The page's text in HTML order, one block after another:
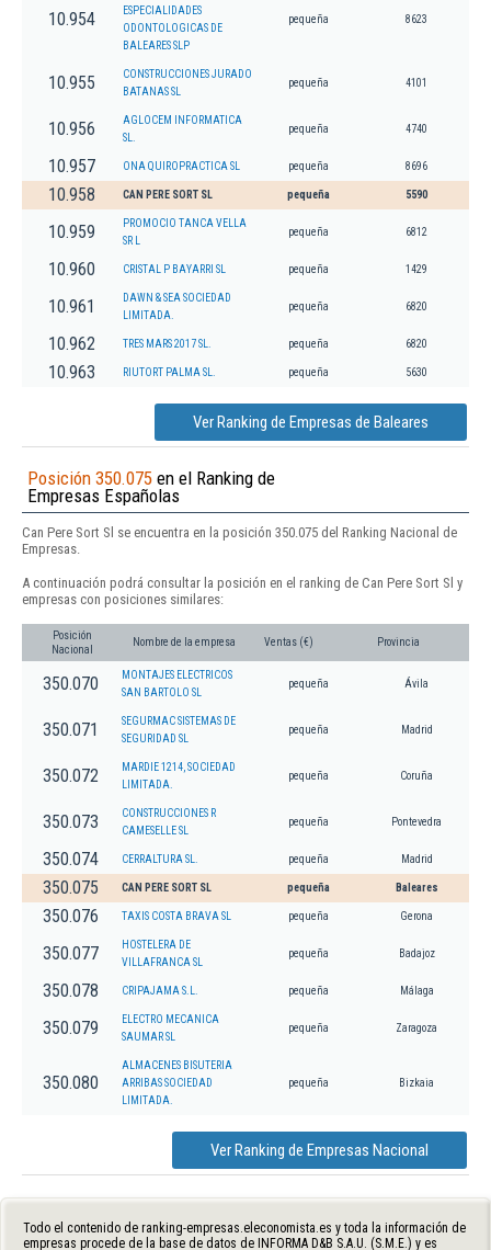
10.954
ESPECIALIDADES
ODONTOLOGICAS DE
BALEARES SLP
pequeña 8623
10.955
CONSTRUCCIONES JURADO
BATANAS SL
pequeña 4101
10.956
AGLOCEM INFORMATICA
SL.
pequeña 4740
10.957 ONA QUIROPRACTICA SL pequeña 8696
10.958 CAN PERE SORT SL pequeña 5590
10.959
PROMOCIO TANCA VELLA
SR L
pequeña 6812
10.960 CRISTAL P BAYARRI SL pequeña 1429
10.961
DAWN & SEA SOCIEDAD
LIMITADA.
pequeña 6820
10.962 TRES MARS 2017 SL. pequeña 6820
10.963 RIUTORT PALMA SL. pequeña 5630
Ver Ranking de Empresas de Baleares
Posición 350.075 en el Ranking de
Empresas Españolas
Can Pere Sort Sl se encuentra en la posición 350.075 del Ranking Nacional de
Empresas.
A continuación podrá consultar la posición en el ranking de Can Pere Sort Sl y
empresas con posiciones similares:
Posición
Nacional
Nombre de la empresa Ventas (€) Provincia
350.070
MONTAJES ELECTRICOS
SAN BARTOLO SL
pequeña Ávila
350.071
SEGURMAC SISTEMAS DE
SEGURIDAD SL
pequeña Madrid
350.072
MARDIE 1214, SOCIEDAD
LIMITADA.
pequeña Coruña
350.073
CONSTRUCCIONES R
CAMESELLE SL
pequeña Pontevedra
350.074 CERRALTURA SL. pequeña Madrid
350.075 CAN PERE SORT SL pequeña Baleares
350.076 TAXIS COSTA BRAVA SL pequeña Gerona
350.077
HOSTELERA DE
VILLAFRANCA SL
pequeña Badajoz
350.078 CRIPAJAMA S.L. pequeña Málaga
350.079
ELECTRO MECANICA
SAUMAR SL
pequeña Zaragoza
350.080
ALMACENES BISUTERIA
ARRIBAS SOCIEDAD
LIMITADA.
pequeña Bizkaia
Ver Ranking de Empresas Nacional
Todo el contenido de ranking-empresas.eleconomista.es y toda la información de
empresas procede de la base de datos de INFORMA D&B S.A.U. (S.M.E.) y es